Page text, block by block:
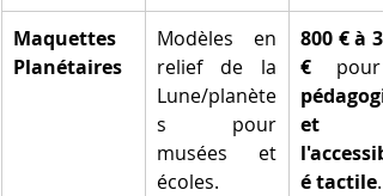
Maquettes
Planétaires
Modèles en
relief de la
Lune/planète
s pour
musées et
écoles.
800 € à 3
€
pédagogie
et
é tactile.